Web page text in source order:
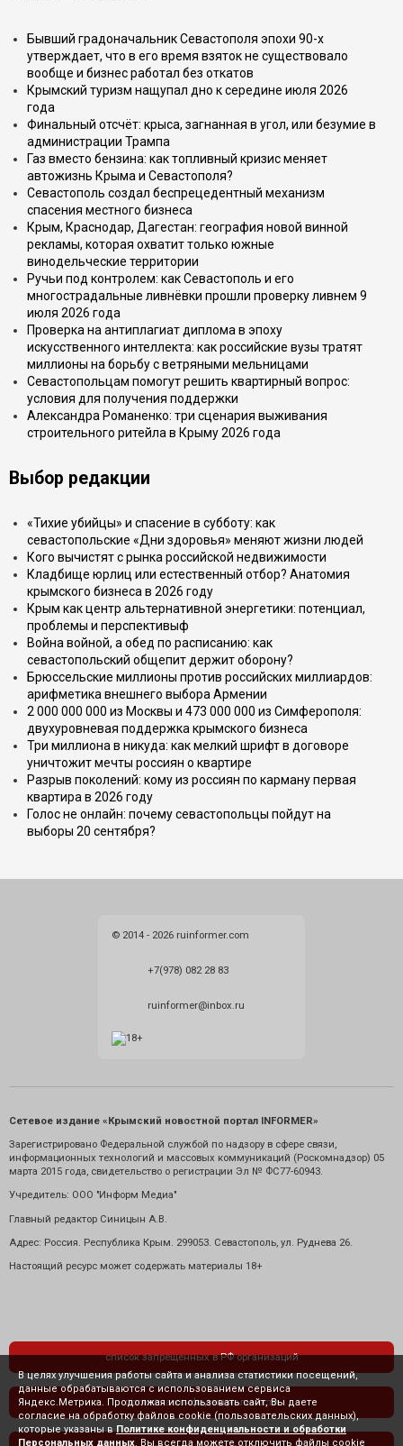
Бывший градоначальник Севастополя эпохи 90-х
утверждает, что в его время взяток не существовало
вообще и бизнес работал без откатов
Крымский туризм нащупал дно к середине июля 2026
года
Финальный отсчёт: крыса, загнанная в угол, или безумие в
администрации Трампа
Газ вместо бензина: как топливный кризис меняет
автожизнь Крыма и Севастополя?
Севастополь создал беспрецедентный механизм
спасения местного бизнеса
Крым, Краснодар, Дагестан: география новой винной
рекламы, которая охватит только южные
винодельческие территории
Ручьи под контролем: как Севастополь и его
многострадальные ливнёвки прошли проверку ливнем 9
июля 2026 года
Проверка на антиплагиат диплома в эпоху
искусственного интеллекта: как российские вузы тратят
миллионы на борьбу с ветряными мельницами
Севастопольцам помогут решить квартирный вопрос:
условия для получения поддержки
Александра Романенко: три сценария выживания
строительного ритейла в Крыму 2026 года
Выбор редакции
«Тихие убийцы» и спасение в субботу: как
севастопольские «Дни здоровья» меняют жизни людей
Кого вычистят с рынка российской недвижимости
Кладбище юрлиц или естественный отбор? Анатомия
крымского бизнеса в 2026 году
Крым как центр альтернативной энергетики: потенциал,
проблемы и перспективыф
Война войной, а обед по расписанию: как
севастопольский общепит держит оборону?
Брюссельские миллионы против российских миллиардов:
арифметика внешнего выбора Армении
2 000 000 000 из Москвы и 473 000 000 из Симферополя:
двухуровневая поддержка крымского бизнеса
Три миллиона в никуда: как мелкий шрифт в договоре
уничтожит мечты россиян о квартире
Разрыв поколений: кому из россиян по карману первая
квартира в 2026 году
Голос не онлайн: почему севастопольцы пойдут на
выборы 20 сентября?
© 2014 - 2026 ruinformer.com
+7(978) 082 28 83
ruinformer@inbox.ru
Сетевое издание «Крымский новостной портал INFORMER»
Зарегистрировано Федеральной службой по надзору в сфере связи,
информационных технологий и массовых коммуникаций (Роскомнадзор) 05
марта 2015 года, свидетельство о регистрации Эл № ФС77-60943.
Учредитель: ООО "Информ Медиа"
Главный редактор Синицын А.В.
Адрес: Россия. Республика Крым. 299053. Севастополь, ул. Руднева 26.
Настоящий ресурс может содержать материалы 18+
список запрещенных в РФ организаций
политика конфиденциальности
В целях улучшения работы сайта и анализа статистики посещений,
данные обрабатываются с использованием сервиса
Яндекс.Метрика. Продолжая использовать сайт, Вы даете
согласие на обработку файлов cookie (пользовательских данных),
которые указаны в Политике конфиденциальности и обработки
Персональных данных . Вы всегда можете отключить файлы cookie